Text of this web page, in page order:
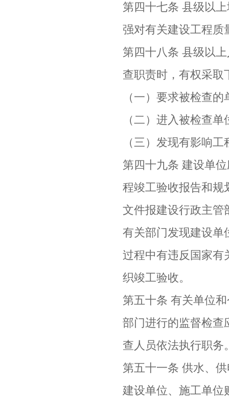
第四十七条 县级以
强对有关建设工程质
第四十八条 县级以
查职责时，有权采取
（一）要求被检查
（二）进入被检查
（三）发现有影响
第四十九条 建设单
程竣工验收报告和规
文件报建设行政主管
有关部门发现建设单
过程中有违反国家有
织竣工验收。
第五十条 有关单位
部门进行的监督检查
查人员依法执行职务
第五十一条 供水、
建设单位、施工单位